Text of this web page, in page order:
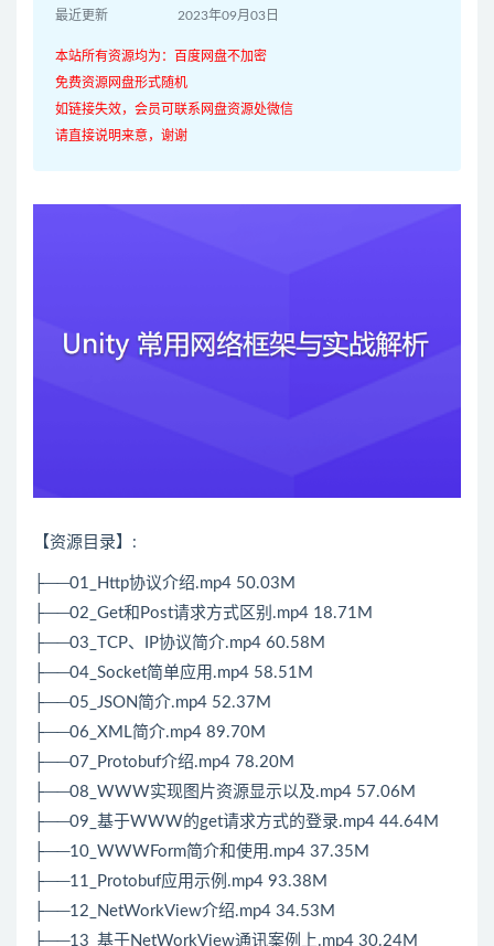
最近更新 2023年09月03日
本站所有资源均为：百度网盘不加密
免费资源网盘形式随机
如链接失效，会员可联系网盘资源处微信
请直接说明来意，谢谢
【资源目录】:
├──01_Http协议介绍.mp4 50.03M
├──02_Get和Post请求方式区别.mp4 18.71M
├──03_
TCP、IP协议简介.mp4 60.58M
├──04_Socket简单应用.mp4 58.51M
├──05_JSON简介.mp4 52.37M
├──06_XML简介.mp4 89.70M
├──07_Protobuf介绍.mp4 78.20M
├──08_WWW实现图片资源显示以及.mp4 57.06M
├──09_基于WWW的get请求方式的登录.mp4 44.64M
├──10_WWWForm简介和使用.mp4 37.35M
├──11_Protobuf应用示例.mp4 93.38M
├──12_NetWorkView介绍.mp4 34.53M
├──13_基于NetWorkView通讯案例上.mp4 30.24M